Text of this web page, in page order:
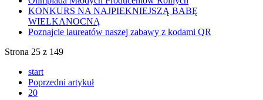
KONKURS NA NAJPIEKNIEJSZĄ BABĘ
WIELKANOCNĄ
Poznajcie laureatów naszej zabawy z kodami QR
Strona 25 z 149
start
Poprzedni artykuł
20